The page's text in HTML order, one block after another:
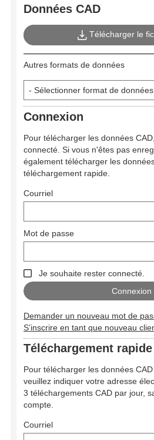
Données CAD
Télécharger le
Autres formats de données
Connexion
Pour télécharger les données
connecté. Si vous n'êtes pas
également télécharger les
téléchargement rapide.
Courriel
Mot de passe
Je souhaite rester connecté.
Demander un nouveau mot de
S’inscrire en tant que nouveau
Téléchargement rapide
Pour télécharger les données
veuillez indiquer votre adresse
3 téléchargements CAD par jour,
compte.
Courriel